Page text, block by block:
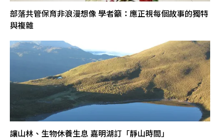
部落共管保育非浪漫想像 學者籲：應正視每個故事的獨特
與複雜
讓山林、生物休養生息 嘉明湖訂「靜山時間」